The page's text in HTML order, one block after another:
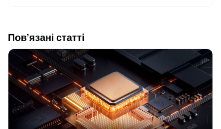
Пов’язані статті